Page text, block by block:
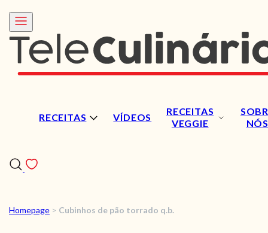
RECEITAS VÍDEOS
RECEITAS
VEGGIE
NÓS
RECEITAS
Homepage > Cubinhos de pão torrado q.b.